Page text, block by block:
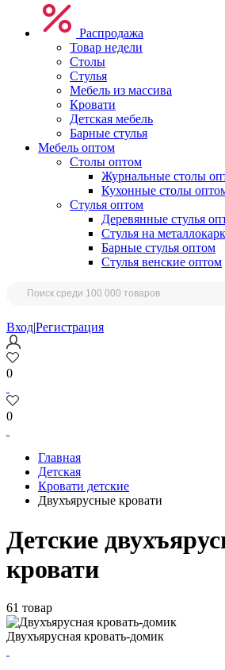
Распродажа
Товар недели
Столы
Стулья
Мебель из массива
Кровати
Детская мебель
Барные стулья
Мебель оптом
Столы оптом
Журнальные столы
Кухонные столы
Стулья оптом
Деревянные стулья
Стулья на
Барные стулья оптом
Стулья венские оптом
Вход|Регистрация
0
0
Главная
Детская
Кровати детские
Двухъярусные кровати
Детские
кровати
61 товар
Двухъярусная кровать-домик